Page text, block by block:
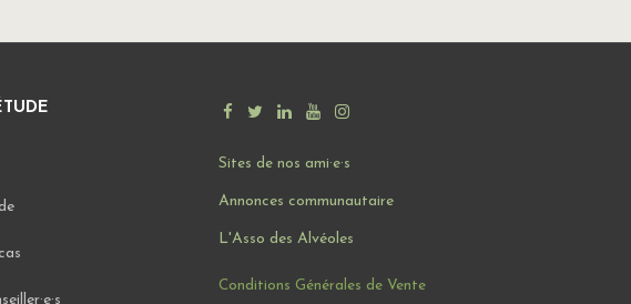
Sites de nos ami·e·s
Annonces communautaire
L'Asso des Alvéoles
Conditions Générales de Vente